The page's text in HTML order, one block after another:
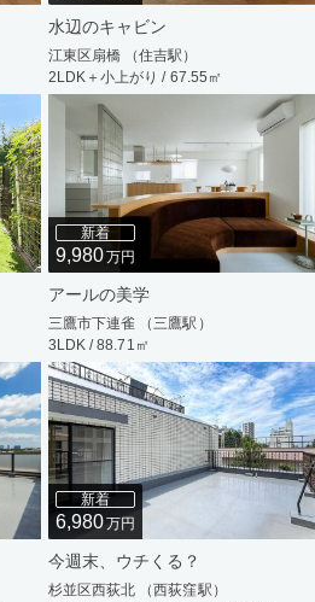
水辺のキャビン
江東区扇橋 （住吉駅）
2LDK＋小上がり / 67.55㎡
新着
9,980万円
アールの美学
三鷹市下連雀 （三鷹駅）
3LDK / 88.71㎡
新着
6,980万円
今週末、ウチくる？
杉並区西荻北 （西荻窪駅）